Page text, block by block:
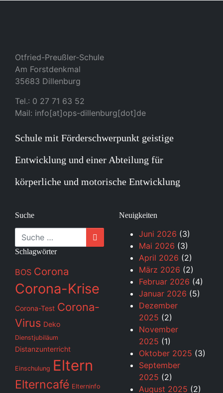
Otfried-Preußler-Schule
Am Forstdenkmal
35683 Dillenburg
Tel.: 0 27 71 63 52
Mail: info[at]ops-dillenburg[dot]de
Schule mit Förderschwerpunkt geistige
Entwicklung und einer Abteilung für
körperliche und motorische Entwicklung
Suche
Suche
Schlagwörter
BOS Corona
Corona-Krise
Corona-Test Corona-
Virus Deko
Dienstjubiläum
Distanzunterricht
Einschulung Eltern
Elterncafé Elterninfo
Neuigkeiten
Juni 2026 (3)
Mai 2026 (3)
April 2026 (2)
März 2026 (2)
Februar 2026 (4)
Januar 2026 (5)
Dezember
2025 (2)
November
2025 (1)
Oktober 2025 (3)
September
2025 (2)
August 2025 (2)